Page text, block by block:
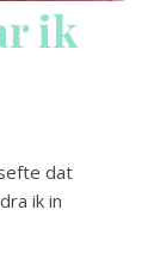
ik
dat
ik in